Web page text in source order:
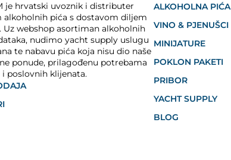
je hrvatski uvoznik i distributer
alkoholnih pića s dostavom diljem
Uz webshop asortiman alkoholnih
nudimo yacht supply uslugu
te nabavu pića koja nisu dio naše
ponude, prilagođenu potrebama
poslovnih klijenata.
ALKOHOLNA PIĆA
VINO & PJENUŠCI
MINIJATURE
POKLON PAKETI
PRIBOR
YACHT SUPPLY
BLOG